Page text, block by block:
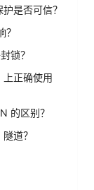
是否可信？
锁？
正确使用
的区别？
道？